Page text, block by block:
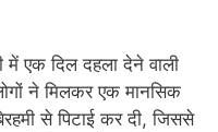
में एक दिल दहला देने वाली
ने मिलकर एक मानसिक
से पिटाई कर दी, जिससे